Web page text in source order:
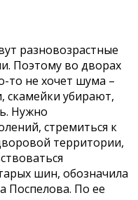
разновозрастные
Поэтому во дворах
то не хочет шума –
убирают,
Нужно
стремиться к
территории,
шин, обозначила
Поспелова. По ее